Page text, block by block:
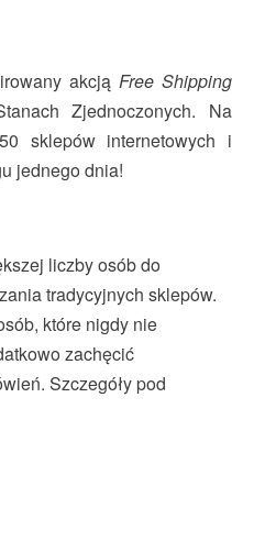
akcją Free Shipping
Zjednoczonych. Na
sklepów internetowych i
jednego dnia!
liczby osób do
tradycyjnych sklepów.
które nigdy nie
zachęcić
Szczegóły pod